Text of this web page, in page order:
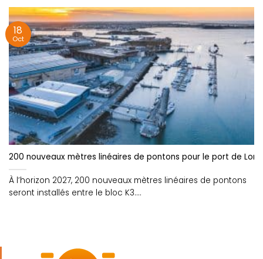
200 nouveaux mètres linéaires de pontons pour le port de
À l’horizon 2027, 200 nouveaux mètres linéaires de pontons
seront installés entre le bloc K3....
18
Oct